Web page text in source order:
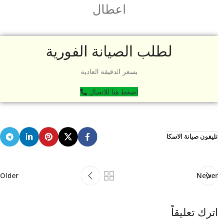
اعطال
لطلب الصيانة الفورية
بسعر الدقيقة العادية
اضغط هنا للاتصال
تليفون صيانة الاسكا
Newer
Older
اترك تعليقاً